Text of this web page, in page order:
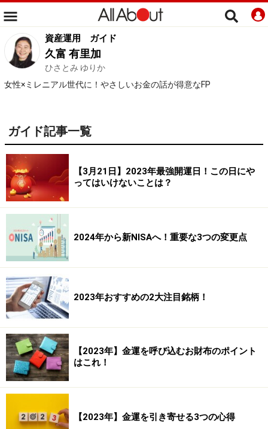
資産運用 ガイド
久富 有里加
ひさとみ ゆりか
女性×ミレニアル世代に！やさしいお金の話が得意なFP
ガイド記事一覧
【3月21日】2023年最強開運日！この日にや
ってはいけないことは？
2024年から新NISAへ！重要な3つの変更点
2023年おすすめの2大注目銘柄！
【2023年】金運を呼び込むお財布のポイント
はこれ！
【2023年】金運を引き寄せる3つの心得